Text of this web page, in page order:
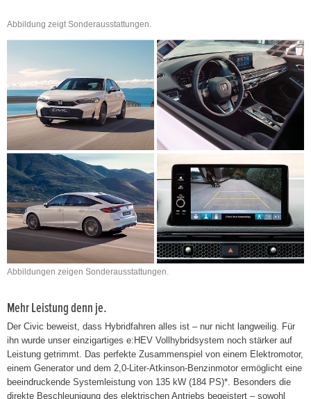
Abbildung zeigt Sonderausstattungen.
Abbildungen zeigen Sonderausstattungen.
Mehr Leistung denn je.
Der Civic beweist, dass Hybridfahren alles ist – nur nicht langweilig. Für
ihn wurde unser einzigartiges e:HEV Vollhybridsystem noch stärker auf
Leistung getrimmt. Das perfekte Zusammenspiel von einem Elektromotor,
einem Generator und dem 2,0-Liter-Atkinson-Benzinmotor ermöglicht eine
beeindruckende Systemleistung von 135 kW (184 PS)*. Besonders die
direkte Beschleunigung des elektrischen Antriebs begeistert – sowohl